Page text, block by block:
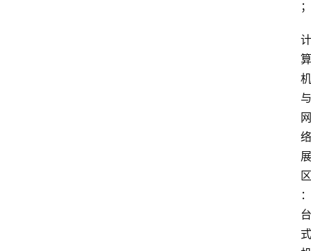
；
计
算
机
与
网
络
展
区
：
台
式